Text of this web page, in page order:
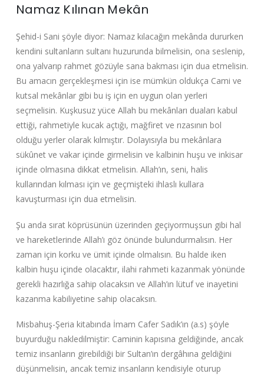
Namaz Kılınan Mekân
Şehid-i Sani şöyle diyor: Namaz kılacağın mekânda dururken
kendini sultanların sultanı huzurunda bilmelisin, ona seslenip,
ona yalvarıp rahmet gözüyle sana bakması için dua etmelisin.
Bu amacın gerçekleşmesi için ise mümkün oldukça Cami ve
kutsal mekânlar gibi bu iş için en uygun olan yerleri
seçmelisin. Kuşkusuz yüce Allah bu mekânları duaları kabul
ettiği, rahmetiyle kucak açtığı, mağfiret ve rızasının bol
olduğu yerler olarak kılmıştır. Dolayısıyla bu mekânlara
sükûnet ve vakar içinde girmelisin ve kalbinin huşu ve inkisar
içinde olmasına dikkat etmelisin. Allah’ın, seni, halis
kullarından kılması için ve geçmişteki ihlaslı kullara
kavuşturması için dua etmelisin.
Şu anda sırat köprüsünün üzerinden geçiyormuşsun gibi hal
ve hareketlerinde Allah’ı göz önünde bulundurmalısın. Her
zaman için korku ve ümit içinde olmalısın. Bu halde iken
kalbin huşu içinde olacaktır, ilahi rahmeti kazanmak yönünde
gerekli hazırlığa sahip olacaksın ve Allah’ın lütuf ve inayetini
kazanma kabiliyetine sahip olacaksın.
Misbahuş-Şeria kitabında İmam Cafer Sadık’ın (a.s) şöyle
buyurduğu nakledilmiştir: Caminin kapısına geldiğinde, ancak
temiz insanların girebildiği bir Sultan’ın dergâhına geldiğini
düşünmelisin, ancak temiz insanların kendisiyle oturup